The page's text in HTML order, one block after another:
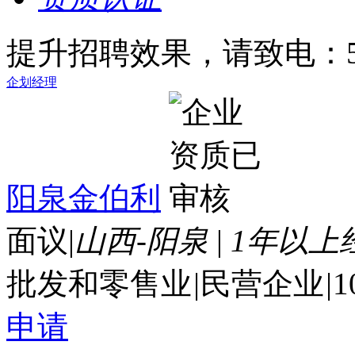
提升招聘效果，请致电：
企划经理
阳泉金伯利
面议|山西-阳泉 | 1年以上
批发和零售业| 民营企业|
申请